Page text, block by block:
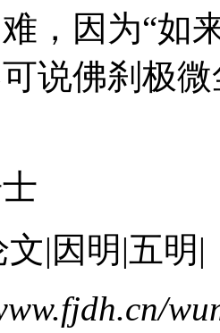
，因为“如
说佛刹极
文|因明|五明|